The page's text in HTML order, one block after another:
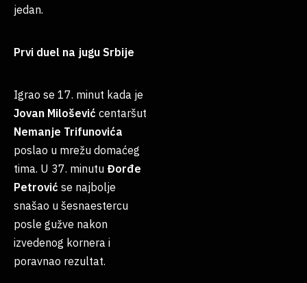
jedan.
Prvi duel na jugu Srbije
Igrao se 17. minut kada je
Jovan Milošević centaršut
Nemanje Trifunovića
poslao u mrežu domaćeg
tima. U 37. minutu Đorđe
Petrović se najbolje
snašao u šesnaestercu
posle gužve nakon
izvedenog kornera i
poravnao rezultat.